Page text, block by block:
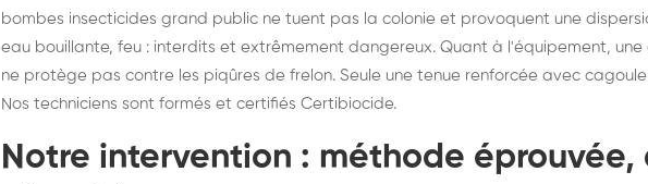
bombes insecticides grand public ne tuent pas la colonie et provoquent une
eau bouillante, feu : interdits et extrêmement dangereux. Quant à l'équipement,
ne protège pas contre les piqûres de frelon. Seule une tenue renforcée avec
Nos techniciens sont formés et certifiés Certibiocide.
Notre intervention : méthode éprouvée,